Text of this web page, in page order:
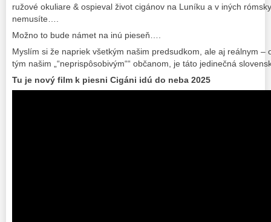
ružové okuliare & ospieval život cigánov na Luníku a v iných
nemusíte….
Možno to bude námet na inú pieseň….
Myslím si že napriek všetkým našim predsudkom, ale aj reálnym –
tým našim „“neprispôsobivým““ občanom, je táto jedinečná
Tu je nový film k piesni Cigáni idú do neba 2025